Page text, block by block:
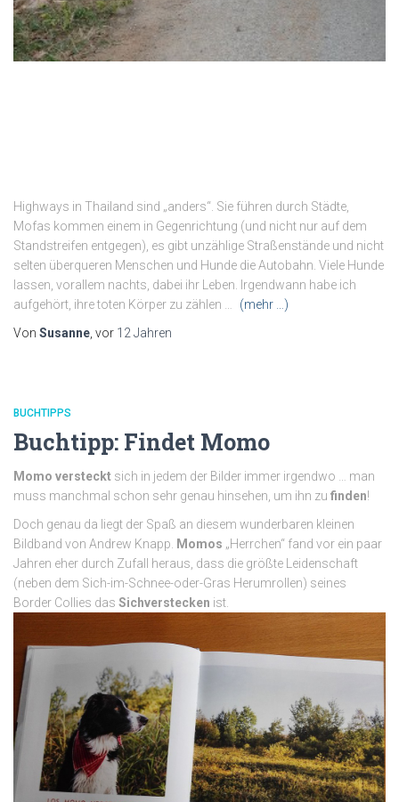
Highways in Thailand sind „anders“. Sie führen durch Städte,
Mofas kommen einem in Gegenrichtung (und nicht nur auf dem
Standstreifen entgegen), es gibt unzählige Straßenstände und nicht
selten überqueren Menschen und Hunde die Autobahn. Viele Hunde
lassen, vorallem nachts, dabei ihr Leben. Irgendwann habe ich
aufgehört, ihre toten Körper zu zählen …
(mehr …)
Von Susanne , vor 12 Jahren
BUCHTIPPS
Buchtipp: Findet Momo
Momo versteckt sich in jedem der Bilder immer irgendwo … man
muss manchmal schon sehr genau hinsehen, um ihn zu finden!
Doch genau da liegt der Spaß an diesem wunderbaren kleinen
Bildband von Andrew Knapp. Momos „Herrchen“ fand vor ein paar
Jahren eher durch Zufall heraus, dass die größte Leidenschaft
(neben dem Sich-im-Schnee-oder-Gras Herumrollen) seines
Border Collies das Sichverstecken ist.